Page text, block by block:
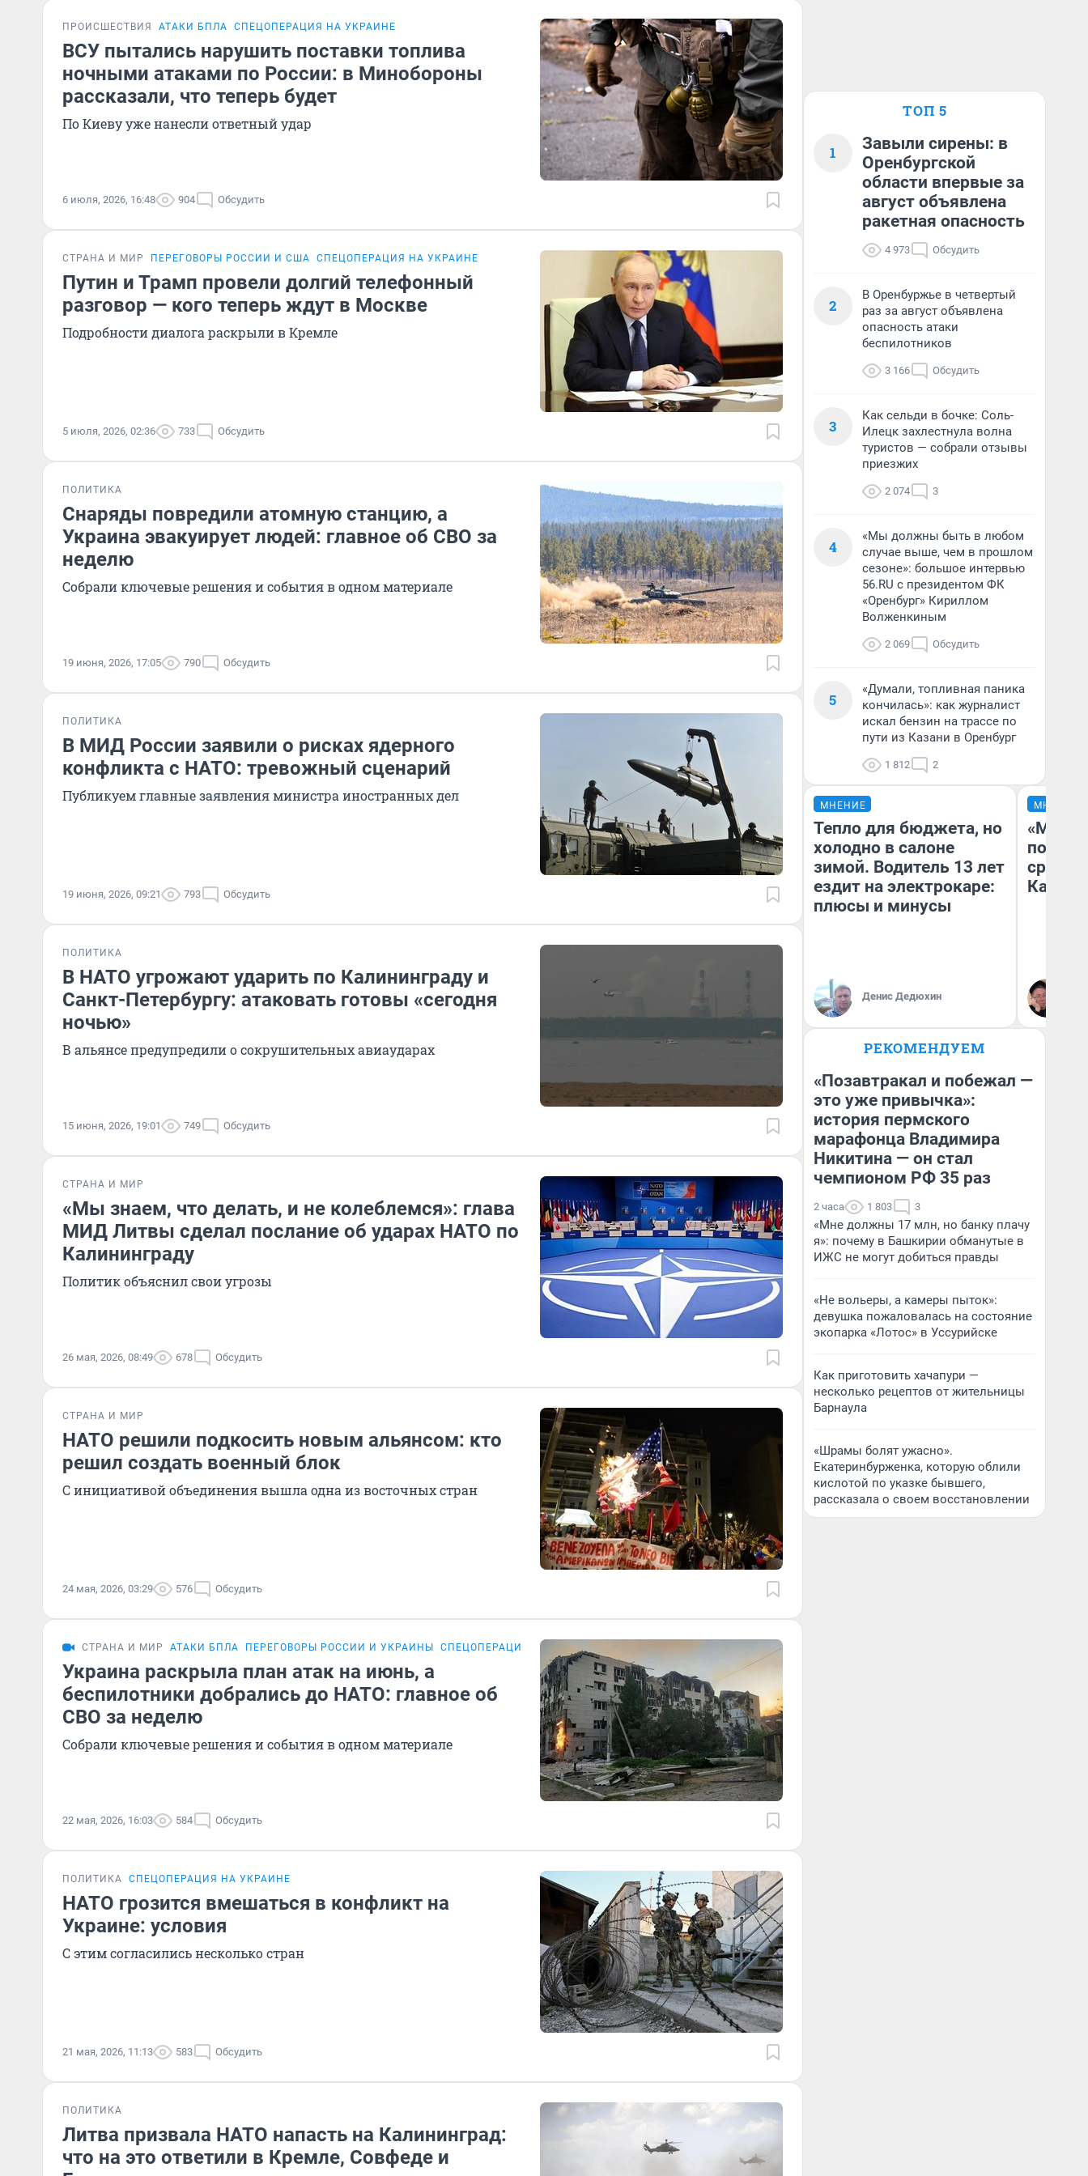
ПРОИСШЕСТВИЯ АТАКИ БПЛА СПЕЦОПЕРАЦИЯ НА УКРАИНЕ
ВСУ пытались нарушить поставки топлива
ночными атаками по России: в Минобороны
рассказали, что теперь будет
По Киеву уже нанесли ответный удар
6 июля, 2026, 16:48 904 Обсудить
СТРАНА И МИР ПЕРЕГОВОРЫ РОССИИ И США СПЕЦОПЕРАЦИЯ НА УКРАИНЕ
Путин и Трамп провели долгий телефонный
разговор — кого теперь ждут в Москве
Подробности диалога раскрыли в Кремле
5 июля, 2026, 02:36 733 Обсудить
ПОЛИТИКА
Снаряды повредили атомную станцию, а
Украина эвакуирует людей: главное об СВО за
неделю
Собрали ключевые решения и события в одном материале
19 июня, 2026, 17:05 790 Обсудить
ПОЛИТИКА
В МИД России заявили о рисках ядерного
конфликта с НАТО: тревожный сценарий
Публикуем главные заявления министра иностранных дел
19 июня, 2026, 09:21 793 Обсудить
ПОЛИТИКА
В НАТО угрожают ударить по Калининграду и
Санкт-Петербургу: атаковать готовы «сегодня
ночью»
В альянсе предупредили о сокрушительных авиаударах
15 июня, 2026, 19:01 749 Обсудить
СТРАНА И МИР
«Мы знаем, что делать, и не колеблемся»: глава
МИД Литвы сделал послание об ударах НАТО по
Калининграду
Политик объяснил свои угрозы
26 мая, 2026, 08:49 678 Обсудить
СТРАНА И МИР
НАТО решили подкосить новым альянсом: кто
решил создать военный блок
С инициативой объединения вышла одна из восточных стран
24 мая, 2026, 03:29 576 Обсудить
СТРАНА И МИР АТАКИ БПЛА ПЕРЕГОВОРЫ РОССИИ И УКРАИНЫ СПЕЦОПЕРАЦИЯ НА УКРАИНЕ
Украина раскрыла план атак на июнь, а
беспилотники добрались до НАТО: главное об
СВО за неделю
Собрали ключевые решения и события в одном материале
22 мая, 2026, 16:03 584 Обсудить
ПОЛИТИКА СПЕЦОПЕРАЦИЯ НА УКРАИНЕ
НАТО грозится вмешаться в конфликт на
Украине: условия
С этим согласились несколько стран
21 мая, 2026, 11:13 583 Обсудить
ПОЛИТИКА
Литва призвала НАТО напасть на Калининград:
что на это ответили в Кремле, Совфеде и
ТОП 5
1
Завыли сирены: в
Оренбургской
области впервые за
август объявлена
ракетная опасность
4 973 Обсудить
2
В Оренбуржье в четвертый
раз за август объявлена
опасность атаки
беспилотников
3 166 Обсудить
3
Как сельди в бочке: Соль-
Илецк захлестнула волна
туристов — собрали отзывы
приезжих
2 074 3
4
«Мы должны быть в любом
случае выше, чем в прошлом
сезоне»: большое интервью
56.RU с президентом ФК
«Оренбург» Кириллом
Волженкиным
2 069 Обсудить
5
«Думали, топливная паника
кончилась»: как журналист
искал бензин на трассе по
пути из Казани в Оренбург
1 812 2
МНЕНИЕ
Тепло для бюджета, но
холодно в салоне
зимой. Водитель 13 лет
ездит на электрокаре:
плюсы и минусы
Денис Дедюхин
МНЕНИЕ
РЕКОМЕНДУЕМ
«Позавтракал и побежал —
это уже привычка»:
история пермского
марафонца Владимира
Никитина — он стал
чемпионом РФ 35 раз
2 часа 1 803 3
«Мне должны 17 млн, но банку плачу
я»: почему в Башкирии обманутые в
ИЖС не могут добиться правды
«Не вольеры, а камеры пыток»:
девушка пожаловалась на состояние
экопарка «Лотос» в Уссурийске
Как приготовить хачапури —
несколько рецептов от жительницы
Барнаула
«Шрамы болят ужасно».
Екатеринбурженка, которую облили
кислотой по указке бывшего,
рассказала о своем восстановлении